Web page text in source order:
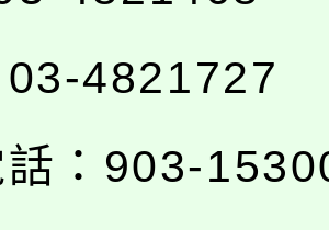
4821727
話：903-